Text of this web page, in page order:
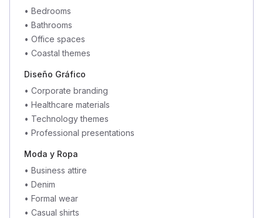
• Bedrooms
• Bathrooms
• Office spaces
• Coastal themes
Diseño Gráfico
• Corporate branding
• Healthcare materials
• Technology themes
• Professional presentations
Moda y Ropa
• Business attire
• Denim
• Formal wear
• Casual shirts